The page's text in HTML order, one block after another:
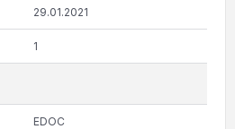
29.01.2021
1
EDOC